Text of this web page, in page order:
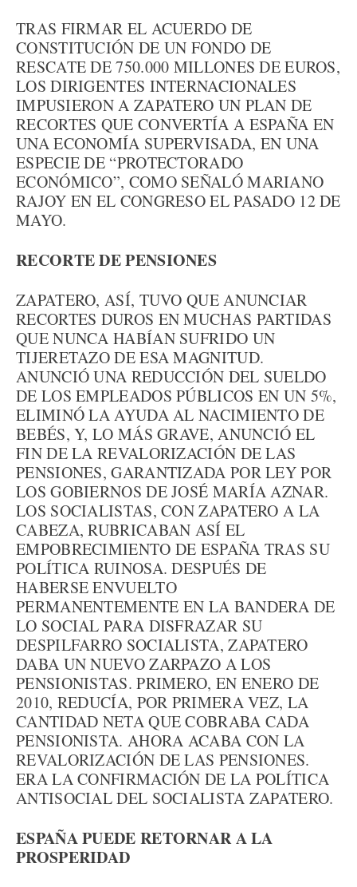
TRAS FIRMAR EL ACUERDO DE
CONSTITUCIÓN DE UN FONDO DE
RESCATE DE 750.000 MILLONES DE EUROS,
LOS DIRIGENTES INTERNACIONALES
IMPUSIERON A ZAPATERO UN PLAN DE
RECORTES QUE CONVERTÍA A ESPAÑA EN
UNA ECONOMÍA SUPERVISADA, EN UNA
ESPECIE DE “PROTECTORADO
ECONÓMICO”, COMO SEÑALÓ MARIANO
RAJOY EN EL CONGRESO EL PASADO 12 DE
MAYO.
RECORTE DE PENSIONES
ZAPATERO, ASÍ, TUVO QUE ANUNCIAR
RECORTES DUROS EN MUCHAS PARTIDAS
QUE NUNCA HABÍAN SUFRIDO UN
TIJERETAZO DE ESA MAGNITUD.
ANUNCIÓ UNA REDUCCIÓN DEL SUELDO
DE LOS EMPLEADOS PÚBLICOS EN UN 5%,
ELIMINÓ LA AYUDA AL NACIMIENTO DE
BEBÉS, Y, LO MÁS GRAVE, ANUNCIÓ EL
FIN DE LA REVALORIZACIÓN DE LAS
PENSIONES, GARANTIZADA POR LEY POR
LOS GOBIERNOS DE JOSÉ MARÍA AZNAR.
LOS SOCIALISTAS, CON ZAPATERO A LA
CABEZA, RUBRICABAN ASÍ EL
EMPOBRECIMIENTO DE ESPAÑA TRAS SU
POLÍTICA RUINOSA. DESPUÉS DE
HABERSE ENVUELTO
PERMANENTEMENTE EN LA BANDERA DE
LO SOCIAL PARA DISFRAZAR SU
DESPILFARRO SOCIALISTA, ZAPATERO
DABA UN NUEVO ZARPAZO A LOS
PENSIONISTAS. PRIMERO, EN ENERO DE
2010, REDUCÍA, POR PRIMERA VEZ, LA
CANTIDAD NETA QUE COBRABA CADA
PENSIONISTA. AHORA ACABA CON LA
REVALORIZACIÓN DE LAS PENSIONES.
ERA LA CONFIRMACIÓN DE LA POLÍTICA
ANTISOCIAL DEL SOCIALISTA ZAPATERO.
ESPAÑA PUEDE RETORNAR A LA
PROSPERIDAD